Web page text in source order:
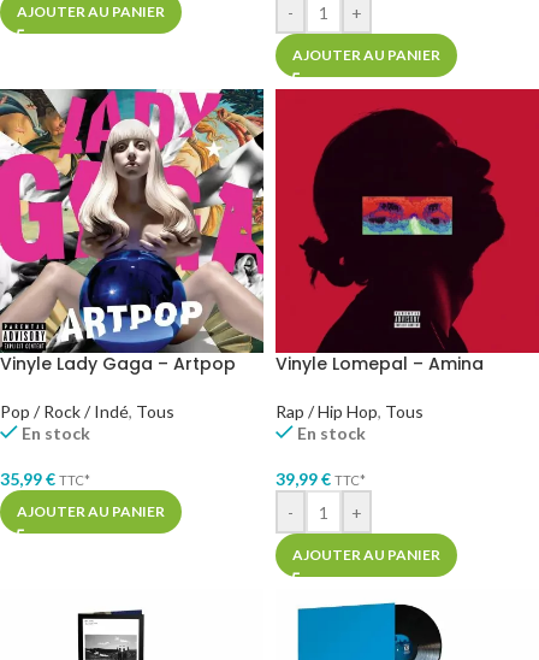
AJOUTER AU PANIER - +
AJOUTER AU PANIER
Vinyle Lady Gaga – Artpop
Pop / Rock / Indé, Tous
En stock
35,99€ TTC*
AJOUTER AU PANIER
Vinyle Lomepal – Amina
Rap / Hip Hop, Tous
En stock
39,99€ TTC*
- +
AJOUTER AU PANIER